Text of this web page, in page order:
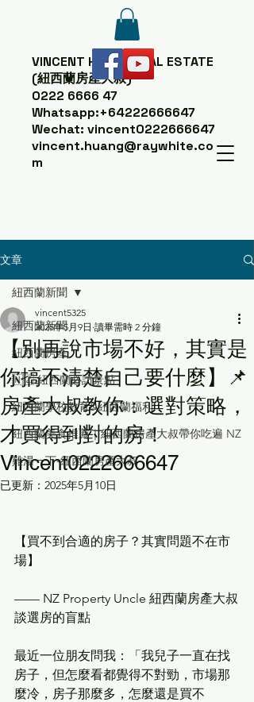
VINCENT HUANGREAL ESTATE
(紐西蘭房產大叔)
0222 6666 47
Whatsapp:+64222666647
Wechat: vincent0222666647
vincent.huang@raywhite.co
m
文章
紐西蘭新聞
紐西蘭房產
🇳🇿 紐西蘭必訪景點
紐西蘭學校教育&紐西蘭福利
紐西蘭美食推薦｜紐西蘭房產大叔帶你吃遍 NZ
雞湯一下-紐西蘭房產大叔
紐西蘭新聞
【別再說市場不好，其實是
你搞不清楚自己要什麼】📌
房產大叔教你：選對策略，
才買得到對的房！
Vincent0222666647
vincent5325
2025年5月9日 讀畢需時 2 分鐘
已更新： 2025年5月10日
【買不到合適的房子？其實問題不在市
場】
—— NZ Property Uncle 紐西蘭房產大叔
談選房的盲點
最近一位朋友問我：「我兒子一直在找
房子，但怎麼看都覺得不對勁，市場那
麼冷，房子那麼多，怎麼還是買不